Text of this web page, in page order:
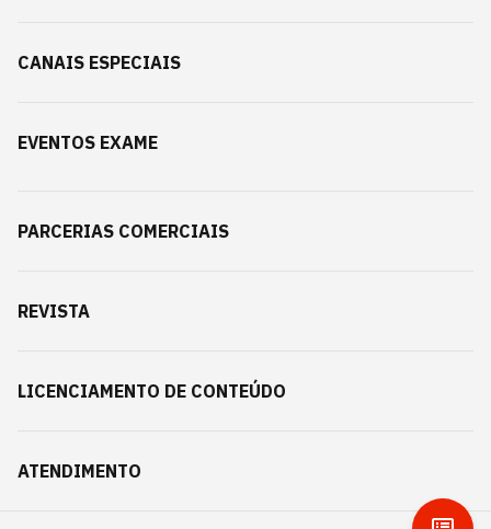
CANAIS ESPECIAIS
EVENTOS EXAME
PARCERIAS COMERCIAIS
REVISTA
LICENCIAMENTO DE CONTEÚDO
ATENDIMENTO